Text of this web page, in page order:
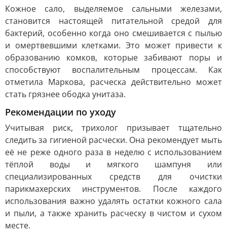
Кожное сало, выделяемое сальными железами,
становится настоящей питательной средой для
бактерий, особенно когда оно смешивается с пылью
и омертвевшими клетками. Это может привести к
образованию комков, которые забивают поры и
способствуют воспалительным процессам. Как
отметила Маркова, расческа действительно может
стать грязнее ободка унитаза.
Рекомендации по уходу
Учитывая риск, трихолог призывает тщательно
следить за гигиеной расчески. Она рекомендует мыть
её не реже одного раза в неделю с использованием
тёплой воды и мягкого шампуня или
специализированных средств для очистки
парикмахерских инструментов. После каждого
использования важно удалять остатки кожного сала
и пыли, а также хранить расческу в чистом и сухом
месте.